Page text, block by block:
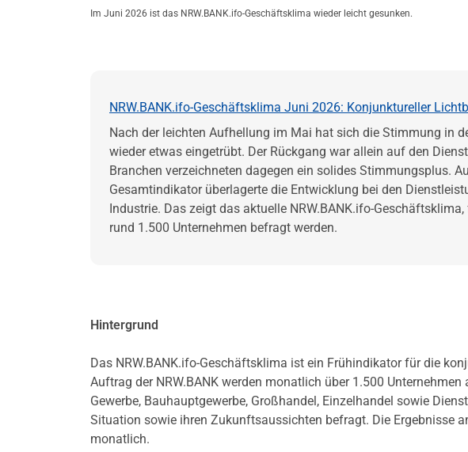
Im Juni 2026 ist das NRW.BANK.ifo-Geschäftsklima wieder leicht gesunken.
NRW.BANK.ifo-Geschäftsklima Juni 2026: Konjunktureller
Nach der leichten Aufhellung im Mai hat sich die Stimmung in
wieder etwas eingetrübt. Der Rückgang war allein auf den
Branchen verzeichneten dagegen ein solides Stimmungsplus.
Gesamtindikator überlagerte die Entwicklung bei den
Industrie. Das zeigt das aktuelle NRW.BANK.ifo-
rund 1.500 Unternehmen befragt werden.
Hintergrund
Das NRW.BANK.ifo-Geschäftsklima ist ein Frühindikator für die
Auftrag der NRW.BANK werden monatlich über 1.500
Gewerbe, Bauhauptgewerbe, Großhandel, Einzelhandel sowie
Situation sowie ihren Zukunftsaussichten befragt. Die Ergebnisse
monatlich.